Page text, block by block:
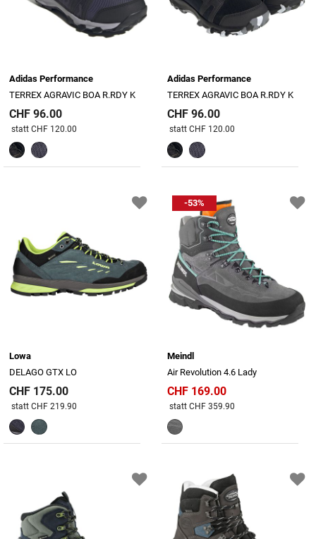
Adidas Performance
TERREX AGRAVIC BOA R.RDY K
CHF 96.00
Preis reduziert von
statt CHF 120.00
Adidas Performance
TERREX AGRAVIC BOA R.RDY K
CHF 96.00
Preis reduziert von
statt CHF 120.00
Lowa
DELAGO GTX LO
CHF 175.00
Preis reduziert von
statt CHF 219.90
-53%
Meindl
Air Revolution 4.6 Lady
CHF 169.00
Preis reduziert von
statt CHF 359.90